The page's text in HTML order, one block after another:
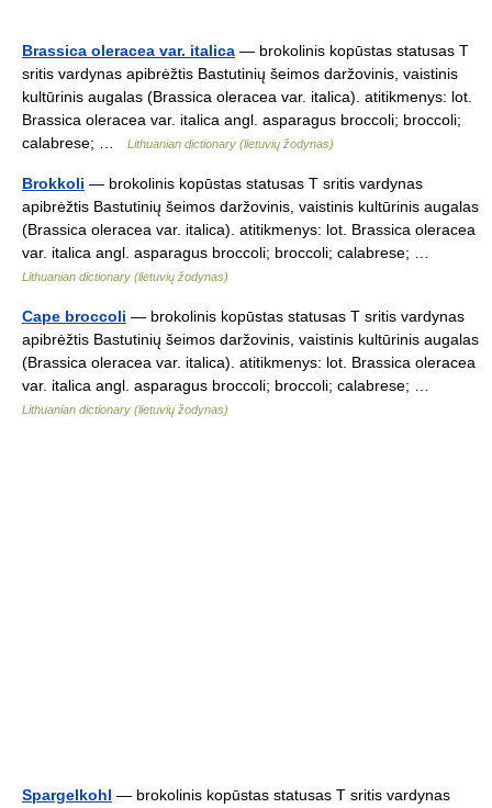
Brassica oleracea var. italica — brokolinis kopūstas statusas T
sritis vardynas apibrėžtis Bastutinių šeimos daržovinis, vaistinis
kultūrinis augalas (Brassica oleracea var. italica). atitikmenys: lot.
Brassica oleracea var. italica angl. asparagus broccoli; broccoli;
calabrese; …
Lithuanian dictionary (lietuvių žodynas)
Brokkoli — brokolinis kopūstas statusas T sritis vardynas
apibrėžtis Bastutinių šeimos daržovinis, vaistinis kultūrinis augalas
(Brassica oleracea var. italica). atitikmenys: lot. Brassica oleracea
var. italica angl. asparagus broccoli; broccoli; calabrese; …
Lithuanian dictionary (lietuvių žodynas)
Cape broccoli — brokolinis kopūstas statusas T sritis vardynas
apibrėžtis Bastutinių šeimos daržovinis, vaistinis kultūrinis augalas
(Brassica oleracea var. italica). atitikmenys: lot. Brassica oleracea
var. italica angl. asparagus broccoli; broccoli; calabrese; …
Lithuanian dictionary (lietuvių žodynas)
Spargelkohl — brokolinis kopūstas statusas T sritis vardynas